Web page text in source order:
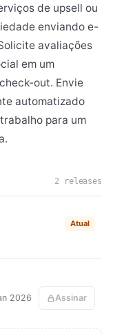
de upsell ou
enviando e-
avaliações
em um
out. Envie
automatizado
para um
2 releases
Atual
2026 Assinar